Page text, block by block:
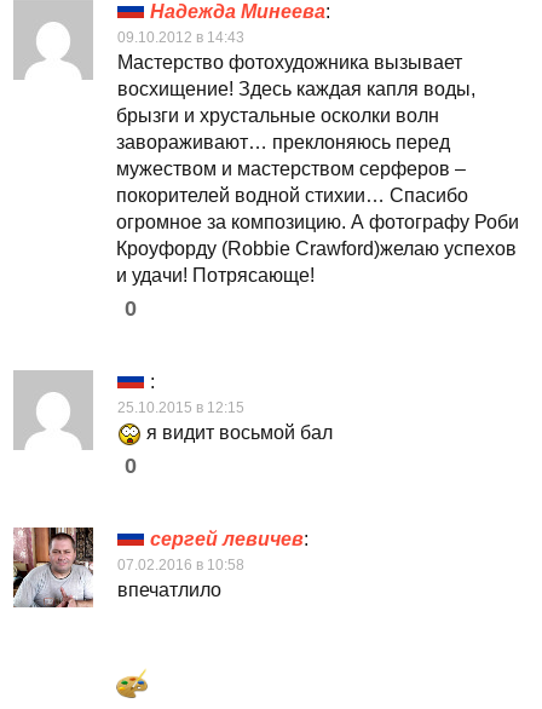
Надежда Минеева:
09.10.2012 в 14:43
Мастерство фотохудожника вызывает
восхищение! Здесь каждая капля воды,
брызги и хрустальные осколки волн
завораживают… преклоняюсь перед
мужеством и мастерством серферов –
покорителей водной стихии… Спасибо
огромное за композицию. А фотографу Роби
Кроуфорду (Robbie Crawford)желаю успехов
и удачи! Потрясающе!
0
:
25.10.2015 в 12:15
я видит восьмой бал
0
сергей левичев:
07.02.2016 в 10:58
впечатлило